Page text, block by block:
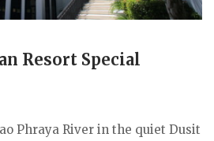
Resort Special
Phraya River in the quiet Dusit